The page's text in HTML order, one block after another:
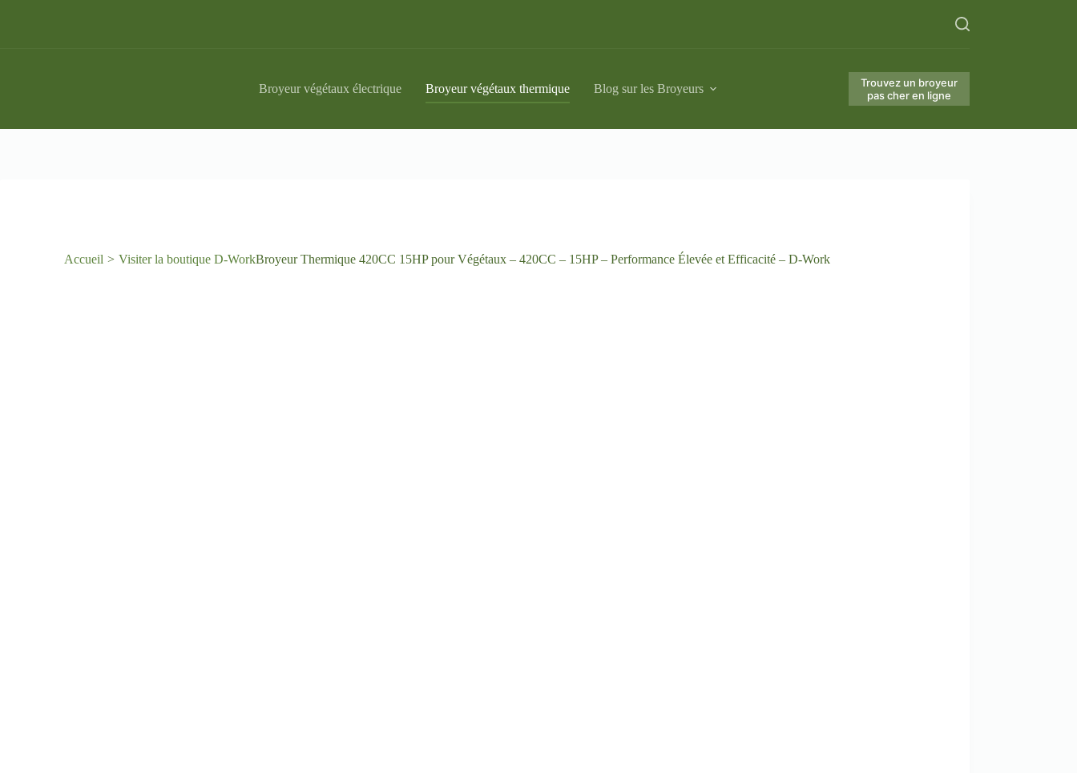
Broyeur végétaux électrique Broyeur végétaux thermique Blog sur les Broyeurs
Trouvez un broyeur
pas cher en ligne
Accueil Visiter la boutique D-WorkBroyeur Thermique 420CC 15HP pour Végétaux – 420CC – 15HP – Performance Élevée et Efficacité – D-Work